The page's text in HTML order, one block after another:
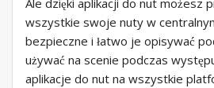
Ale dzięki aplikacji do nut możesz
wszystkie swoje nuty w
bezpieczne i łatwo je opisywać
używać na scenie podczas
aplikacje do nut na wszystkie